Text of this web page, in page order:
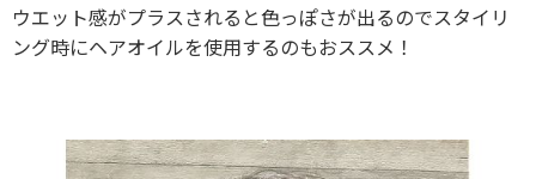
ウエット感がプラスされると色っぽさが出るのでスタイリ
ング時にヘアオイルを使用するのもおススメ！